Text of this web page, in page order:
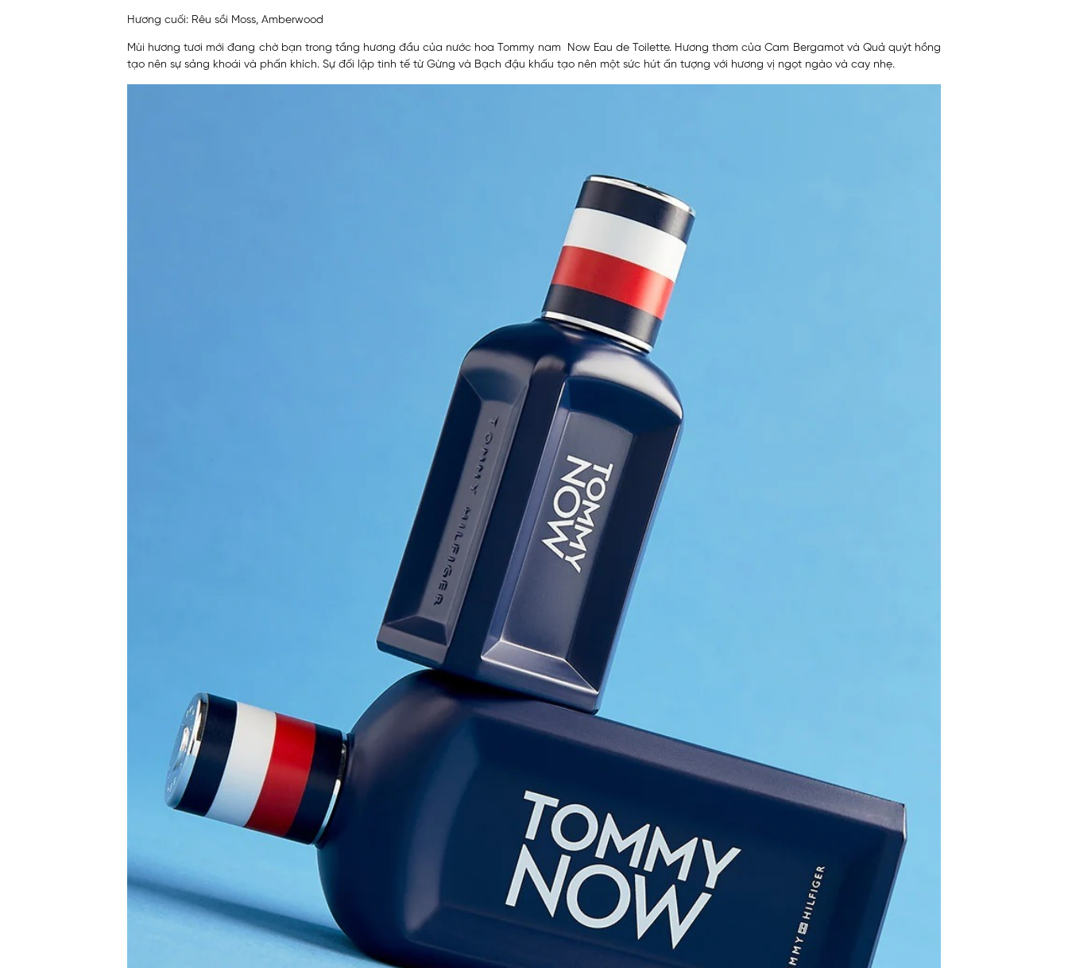
Hương cuối: Rêu sồi Moss, Amberwood
Mùi hương tươi mới đang chờ bạn trong tầng hương đầu của nước hoa Tommy nam Now Eau de Toilette. Hương thơm của Cam Bergamot và Quả quýt hồng
tạo nên sự sảng khoái và phấn khích. Sự đối lập tinh tế từ Gừng và Bạch đậu khấu tạo nên một sức hút ấn tượng với hương vị ngọt ngào và cay nhẹ.